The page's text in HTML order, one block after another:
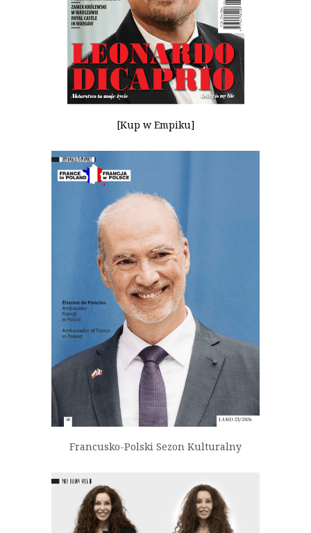
[Kup w Empiku]
Francusko-Polski Sezon Kulturalny